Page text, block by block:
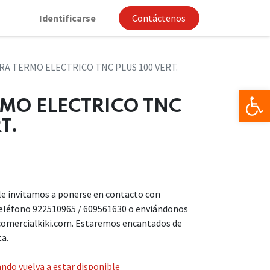
Identificarse Contáctenos
TERMO ELECTRICO TNC PLUS 100 VERT.
ELECTRICO TNC
invitamos a ponerse en contacto con
922510965 / 609561630 o enviándonos
Estaremos encantados de
vuelva a estar disponible